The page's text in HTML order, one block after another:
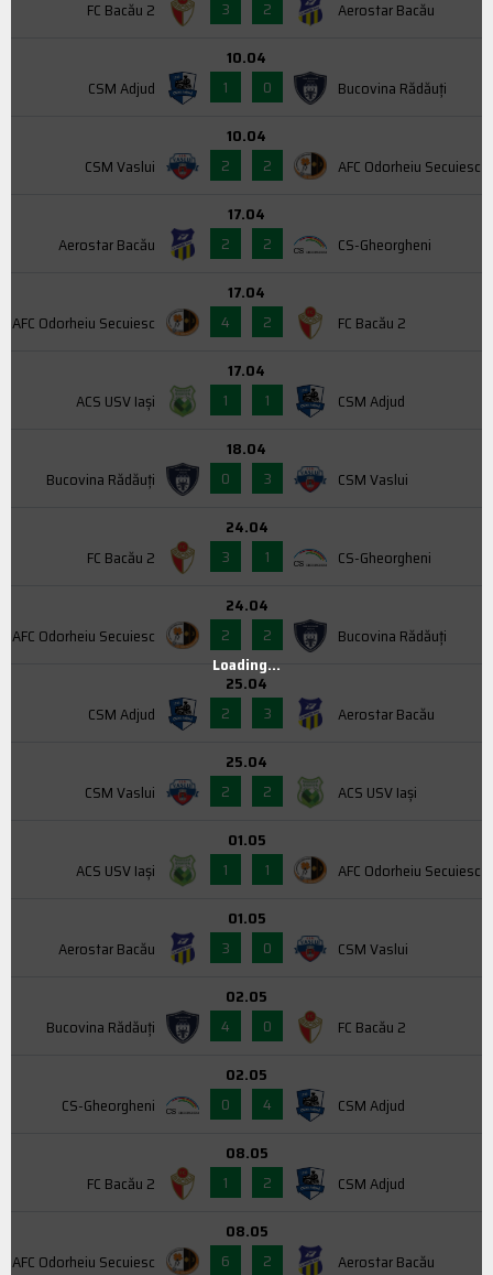
FC Bacău 2 3 2 Aerostar Bacău
CSM Adjud
10.04
1
0 Bucovina Rădăuți
CSM Vaslui
10.04
2
2 AFC Odorheiu Secuiesc
Aerostar Bacău
17.04
2
2 CS-Gheorgheni
AFC Odorheiu Secuiesc
17.04
4
2 FC Bacău 2
ACS USV Iaşi
17.04
1
1 CSM Adjud
Bucovina Rădăuți
18.04
0
3 CSM Vaslui
FC Bacău 2
24.04
3
1 CS-Gheorgheni
AFC Odorheiu Secuiesc
24.04
2
2 Bucovina Rădăuți
CSM Adjud
25.04
2
3 Aerostar Bacău
CSM Vaslui
25.04
2
2 ACS USV Iaşi
ACS USV Iaşi
01.05
1
1 AFC Odorheiu Secuiesc
Aerostar Bacău
01.05
3
0 CSM Vaslui
Bucovina Rădăuți
02.05
4
0 FC Bacău 2
CS-Gheorgheni
02.05
0
4 CSM Adjud
FC Bacău 2
08.05
1
2 CSM Adjud
AFC Odorheiu Secuiesc
08.05
6
2 Aerostar Bacău
Loading...